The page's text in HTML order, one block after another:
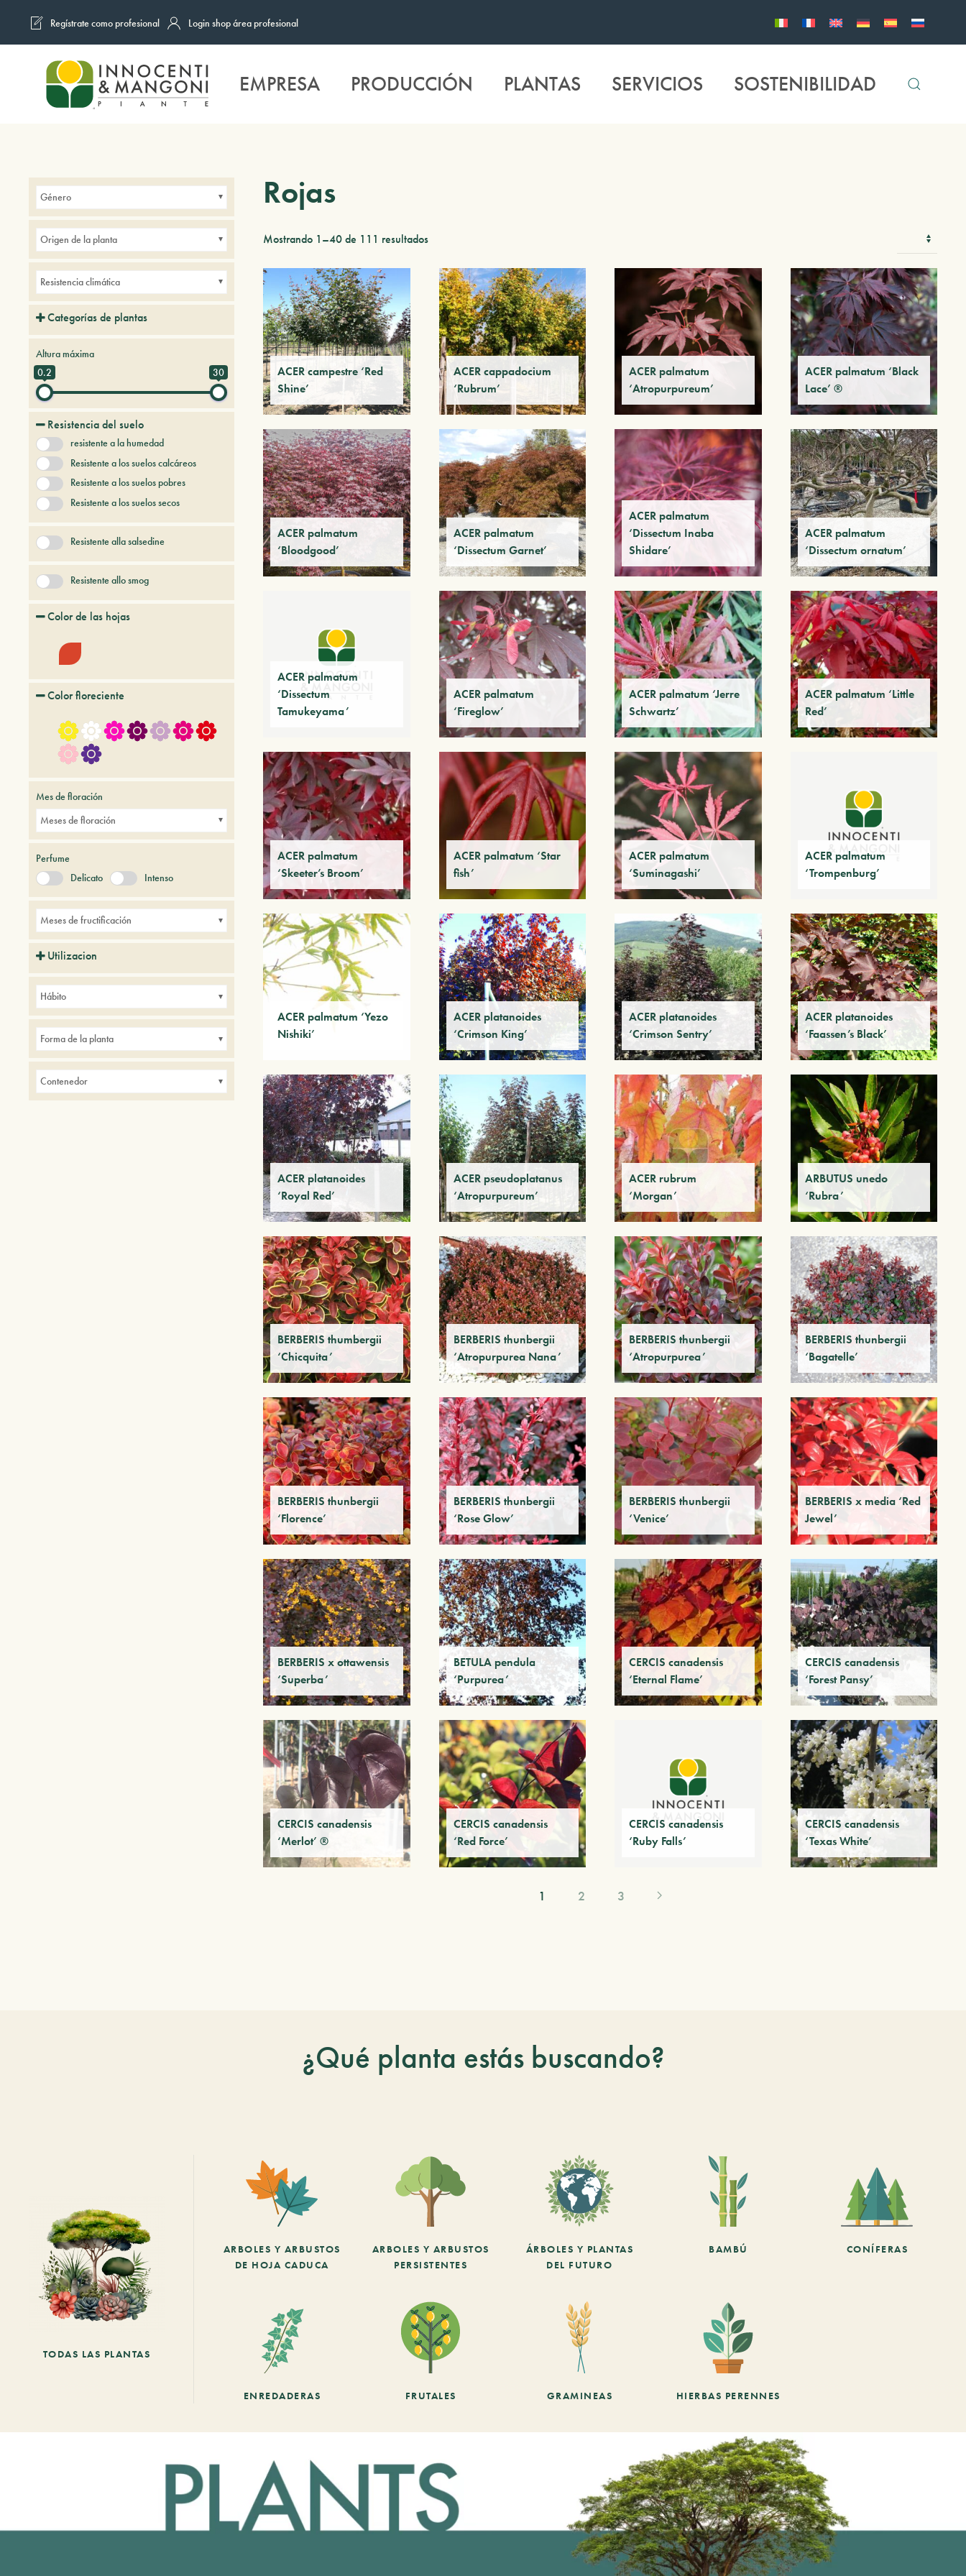
Skip to main content
Regístrate como profesional Login shop área profesional
EMPRESA PRODUCCIÓN PLANTAS SERVICIOS SOSTENIBILIDAD
Rojas
Mostrando 1–40 de 111 resultados
ACER campestre ‘Red
Shine’
ACER cappadocium
‘Rubrum’
ACER palmatum
‘Atropurpureum’
ACER palmatum ‘Black
Lace’ ®
ACER palmatum
‘Bloodgood’
ACER palmatum
‘Dissectum Garnet’
ACER palmatum
‘Dissectum Inaba
Shidare’
ACER palmatum
‘Dissectum ornatum’
ACER palmatum
‘Dissectum
Tamukeyama’
ACER palmatum
‘Fireglow’
ACER palmatum ‘Jerre
Schwartz’
ACER palmatum ‘Little
Red’
ACER palmatum
‘Skeeter’s Broom’
ACER palmatum ‘Star
fish’
ACER palmatum
‘Suminagashi’
ACER palmatum
‘Trompenburg’
ACER palmatum ‘Yezo
Nishiki’
ACER platanoides
‘Crimson King’
ACER platanoides
‘Crimson Sentry’
ACER platanoides
‘Faassen’s Black’
ACER platanoides
‘Royal Red’
ACER pseudoplatanus
‘Atropurpureum’
ACER rubrum
‘Morgan’
ARBUTUS unedo
‘Rubra’
BERBERIS thumbergii
‘Chicquita’
BERBERIS thunbergii
‘Atropurpurea Nana’
BERBERIS thunbergii
‘Atropurpurea’
BERBERIS thunbergii
‘Bagatelle’
BERBERIS thunbergii
‘Florence’
BERBERIS thunbergii
‘Rose Glow’
BERBERIS thunbergii
‘Venice’
BERBERIS x media ‘Red
Jewel’
BERBERIS x ottawensis
‘Superba’
BETULA pendula
‘Purpurea’
CERCIS canadensis
‘Eternal Flame’
CERCIS canadensis
‘Forest Pansy’
CERCIS canadensis
‘Merlot’ ®
CERCIS canadensis
‘Red Force’
CERCIS canadensis
‘Ruby Falls’
CERCIS canadensis
‘Texas White’
1 2 3
Género
Origen de la planta
Resistencia climática
Categorías de plantas
Arboles y arbustos persistentes
Árboles y plantas del futuro
Coníferas
Frutales
+ Mostrar más
Altura máxima
0.2
30
Resistencia del suelo
resistente a la humedad
Resistente a los suelos calcáreos
Resistente a los suelos pobres
Resistente a los suelos secos
Resistente alla salsedine
Resistente allo smog
Color de las hojas
Color floreciente
Mes de floración
Meses de floración
Perfume
Delicato
Intenso
Meses de fructificación
Utilizacion
Parques
Pequeños jardines Setos
Hábito
Forma de la planta
Contenedor
¿Qué planta estás buscando?
TODAS LAS PLANTAS
ARBOLES Y ARBUSTOS
DE HOJA CADUCA
ARBOLES Y ARBUSTOS
PERSISTENTES
ÁRBOLES Y PLANTAS
DEL FUTURO
BAMBÚ CONÍFERAS
ENREDADERAS FRUTALES GRAMINEAS HIERBAS PERENNES